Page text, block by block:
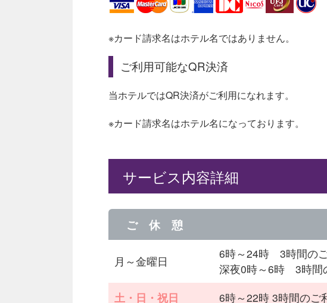
※カード請求名はホテル名ではありません。
ご利用可能なQR決済
当ホテルではQR決済がご利用になれます。
※カード請求名はホテル名になっております。
サービス内容詳細
ご 休 憩
月～金曜日
6時～24時 3時間の
深夜0時～6時 3時間
土・日・祝日
6時～22時 3時間のご